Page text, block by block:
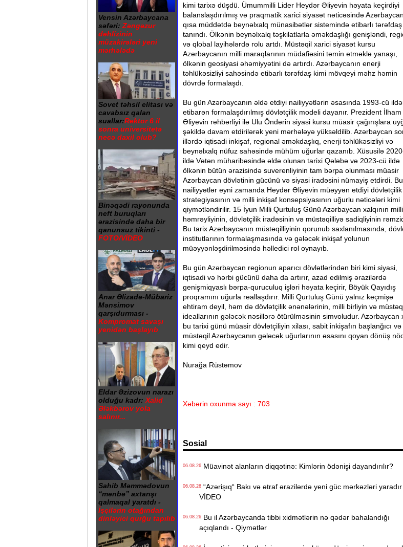
Vensin Azərbaycana
səfəri: Zəngəzur
dəhlizinin
müzakirələri yeni
mərhələdə
Sovet təhsil elitası və
cavabsız qalan
suallar:Rektor 6 il
sonra universitetə
necə daxil olub?
Binəqədi rayonunda
neft buruqları
ərazisində daha bir
qanunsuz tikinti -
FOTO/VİDEO
Anar Əlizadə-Mübariz
Mənsimov
qarşıdurması -
Kompromat savaşı
yenidən başlayıb
Eldar Əzizovun narazı
olduğu kadr: Xalid
Ələkbərov yola
salınır...
Sahib Məmmədovun
“mənbə” axtarışı
qalmaqal yaratdı -
İşçilərin otağından
dinləyici qurğu tapılıb
kimi tarixə düşdü. Ümummilli Lider Heydər Əliyevin həyata keçirdiyi
balanslaşdırılmış və praqmatik xarici siyasət nəticəsində Azərbaycan
qısa müddətdə beynəlxalq münasibətlər sistemində etibarlı
tanındı. Ölkənin beynəlxalq təşkilatlarla əməkdaşlığı genişləndi,
və qlobal layihələrdə rolu artdı. Müstəqil xarici siyasət kursu
Azərbaycanın milli maraqlarının müdafiəsini təmin etməklə yanaşı,
ölkənin geosiyasi əhəmiyyətini də artırdı. Azərbaycanın enerji
təhlükəsizliyi sahəsində etibarlı tərəfdaş kimi mövqeyi məhz həmin
dövrdə formalaşdı.
Bu gün Azərbaycanın əldə etdiyi nailiyyətlərin əsasında 1993-cü
etibarən formalaşdırılmış dövlətçilik modeli dayanır. Prezident İlham
Əliyevin rəhbərliyi ilə Ulu Öndərin siyasi kursu müasir çağırışlara
şəkildə davam etdirilərək yeni mərhələyə yüksəldilib. Azərbaycan
illərdə iqtisadi inkişaf, regional əməkdaşlıq, enerji təhlükəsizliyi və
beynəlxalq nüfuz sahəsində mühüm uğurlar qazanıb. Xüsusilə
ildə Vətən müharibəsində əldə olunan tarixi Qələbə və 2023-cü ildə
ölkənin bütün ərazisində suverenliyinin tam bərpa olunması müasir
Azərbaycan dövlətinin gücünü və siyasi iradəsini nümayiş etdirdi. Bu
nailiyyətlər eyni zamanda Heydər Əliyevin müəyyən etdiyi dövlətçilik
strategiyasının və milli inkişaf konsepsiyasının uğurlu nəticələri kimi
qiymətləndirilir. 15 İyun Milli Qurtuluş Günü Azərbaycan xalqının milli
həmrəyliyinin, dövlətçilik iradəsinin və müstəqilliyə sadiqliyinin
Bu tarix Azərbaycanın müstəqilliyinin qorunub saxlanılmasında,
institutlarının formalaşmasında və gələcək inkişaf yolunun
müəyyənləşdirilməsində həlledici rol oynayıb.
Bu gün Azərbaycan regionun aparıcı dövlətlərindən biri kimi siyasi,
iqtisadi və hərbi gücünü daha da artırır, azad edilmiş ərazilərdə
genişmiqyaslı bərpa-quruculuq işləri həyata keçirir, Böyük Qayıdış
proqramını uğurla reallaşdırır. Milli Qurtuluş Günü yalnız keçmişə
ehtiram deyil, həm də dövlətçilik ənənələrinin, milli birliyin və
ideallarının gələcək nəsillərə ötürülməsinin simvoludur. Azərbaycan
bu tarixi günü müasir dövlətçiliyin xilası, sabit inkişafın başlanğıcı və
müstəqil Azərbaycanın gələcək uğurlarının əsasını qoyan dönüş
kimi qeyd edir.
Nurağa Rüstəmov
Xəbərin oxunma sayı : 703
Sosial
06.08.26Müavinət alanların diqqətinə: Kimlərin ödənişi dayandırılır?
06.08.26“Azərişıq“ Bakı və ətraf ərazilərdə yeni güc mərkəzləri yaradır
VİDEO
06.08.26Bu il Azərbaycanda tibbi xidmətlərin nə qədər bahalandığı
açıqlandı - Qiymətlər